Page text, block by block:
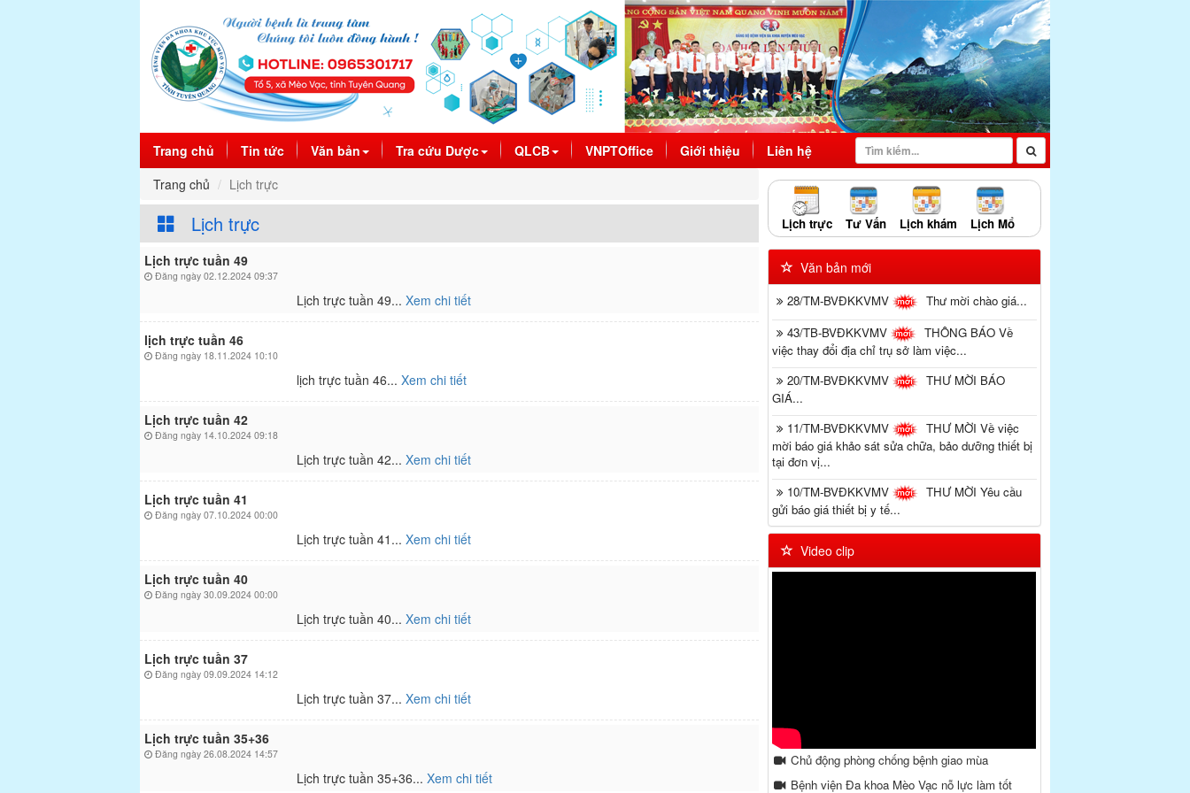
Trang chủ (current)
Tin tức Văn bản Tra cứu Dược QLCB VNPTOffice Giới thiệu
Liên hệ
Trang chủ
Lịch trực
Lịch trực
Lịch trực tuần 49
Đăng ngày 02.12.2024 09:37
Lịch trực tuần 49...Xem chi tiết
lịch trực tuần 46
Đăng ngày 18.11.2024 10:10
lịch trực tuần 46...Xem chi tiết
Lịch trực tuần 42
Đăng ngày 14.10.2024 09:18
Lịch trực tuần 42...Xem chi tiết
Lịch trực tuần 41
Đăng ngày 07.10.2024 00:00
Lịch trực tuần 41...Xem chi tiết
Lịch trực tuần 40
Đăng ngày 30.09.2024 00:00
Lịch trực tuần 40...Xem chi tiết
Lịch trực tuần 37
Đăng ngày 09.09.2024 14:12
Lịch trực tuần 37...Xem chi tiết
Lịch trực tuần 35+36
Đăng ngày 26.08.2024 14:57
Lịch trực tuần 35+36...Xem chi tiết
Lịch trực Tư Vấn Lịch khám Lịch Mổ
Văn bản mới
28/TM-BVĐKKVMV
Thư mời chào giá...
43/TB-BVĐKKVMV
THÔNG BÁO Về
việc thay đổi địa chỉ trụ sở làm việc...
20/TM-BVĐKKVMV
THƯ MỜI BÁO
GIÁ...
11/TM-BVĐKKVMV
THƯ MỜI Về việc
mời báo giá khảo sát sửa chữa, bảo dưỡng thiết bị
tại đơn vị...
10/TM-BVĐKKVMV
THƯ MỜI Yêu cầu
gửi báo giá thiết bị y tế...
Video clip
Chủ động phòng chống bệnh giao mùa
Bệnh viện Đa khoa Mèo Vạc nỗ lực làm tốt